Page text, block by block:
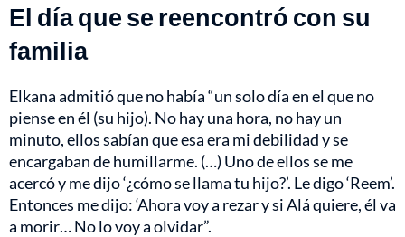
El día que se reencontró con su
familia
Elkana admitió que no había “un solo día en el que no
piense en él (su hijo). No hay una hora, no hay un
minuto, ellos sabían que esa era mi debilidad y se
encargaban de humillarme. (…) Uno de ellos se me
acercó y me dijo ‘¿cómo se llama tu hijo?’. Le digo ‘Reem’.
Entonces me dijo: ‘Ahora voy a rezar y si Alá quiere, él va
a morir… No lo voy a olvidar”.